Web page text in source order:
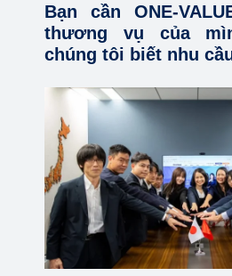
Bạn cần ONE-
thương vụ của
chúng tôi biết nhu